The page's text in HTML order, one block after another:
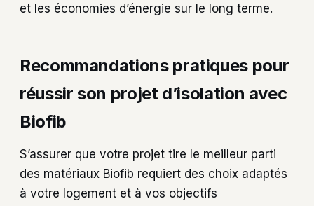
et les économies d’énergie sur le long terme.
Recommandations pratiques pour
réussir son projet d’isolation avec
Biofib
S’assurer que votre projet tire le meilleur parti
des matériaux Biofib requiert des choix adaptés
à votre logement et à vos objectifs